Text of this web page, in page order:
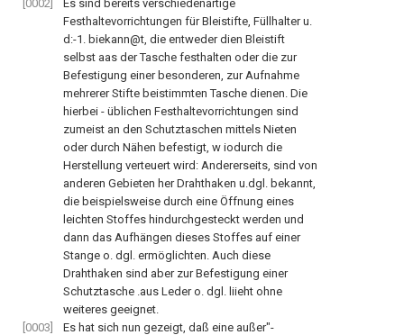
[0002]
Es sind bereits verschiedenartige
Festhaltevorrichtungen für Bleistifte, Füllhalter u.
d:-1. biekann@t, die entweder dien Bleistift
selbst aas der Tasche festhalten oder die zur
Befestigung einer besonderen, zur Aufnahme
mehrerer Stifte beistimmten Tasche dienen. Die
hierbei - üblichen Festhaltevorrichtungen sind
zumeist an den Schutztaschen mittels Nieten
oder durch Nähen befestigt, w iodurch die
Herstellung verteuert wird: Andererseits, sind von
anderen Gebieten her Drahthaken u.dgl. bekannt,
die beispielsweise durch eine Öffnung eines
leichten Stoffes hindurchgesteckt werden und
dann das Aufhängen dieses Stoffes auf einer
Stange o. dgl. ermöglichten. Auch diese
Drahthaken sind aber zur Befestigung einer
Schutztasche .aus Leder o. dgl. liieht ohne
weiteres geeignet.
[0003]
Es hat sich nun gezeigt, daß eine außer"-